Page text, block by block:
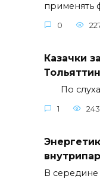
применять
0
Казачки
По
1 243
В середине